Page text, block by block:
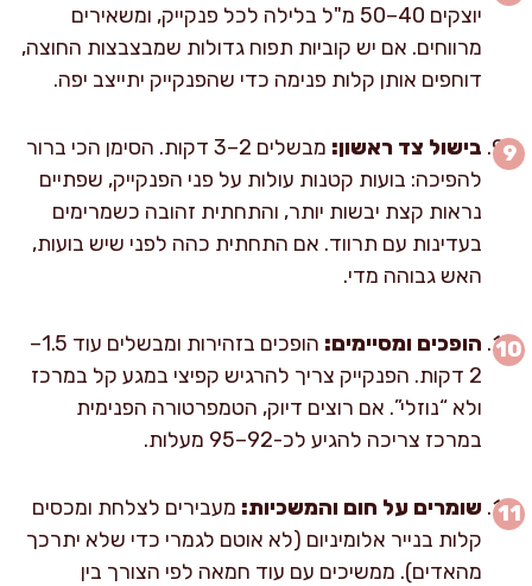
יוצקים 40–50 מ"ל בלילה לכל פנקייק, ומשאירים
מרווחים. אם יש קוביות תפוח גדולות שמבצבצות החוצה,
דוחפים אותן קלות פנימה כדי שהפנקייק יתייצב יפה.
בישול צד ראשון:
מבשלים 2–3 דקות. הסימן הכי ברור
להפיכה: בועות קטנות עולות על פני הפנקייק, שפתיים
נראות קצת יבשות יותר, והתחתית זהובה כשמרימים
בעדינות עם תרווד. אם התחתית כהה לפני שיש בועות,
האש גבוהה מדי.
הופכים ומסיימים:
הופכים בזהירות ומבשלים עוד 1.5–
2 דקות. הפנקייק צריך להרגיש קפיצי במגע קל במרכז
ולא “נוזלי”. אם רוצים דיוק, הטמפרטורה הפנימית
במרכז צריכה להגיע לכ-92–95 מעלות.
שומרים על חום והמשכיות: מעבירים לצלחת ומכסים
קלות בנייר אלומיניום (לא אוטם לגמרי כדי שלא יתרכך
מהאדים). ממשיכים עם עוד חמאה לפי הצורך בין